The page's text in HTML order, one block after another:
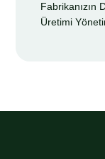
Fabrikanızın
Üretimi